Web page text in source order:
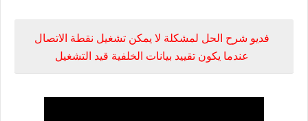
فديو شرح الحل لمشكلة لا يمكن تشغيل نقطة الاتصال
عندما يكون تقييد بيانات الخلفية قيد التشغيل